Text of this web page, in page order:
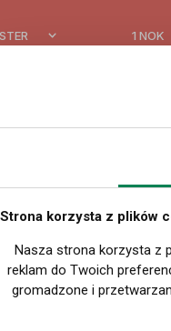
1 NOK
Strona korzysta z plików
Nasza strona korzysta z
reklam do Twoich
gromadzone i